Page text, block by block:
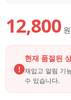
12,800 원
현재 품절된
재입고 알림 기
수 있습니다.